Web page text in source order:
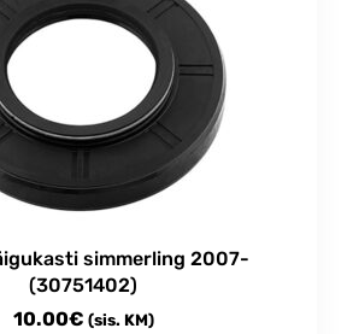
simmerling 2007-
(30751402)
10.00€ (sis. KM)